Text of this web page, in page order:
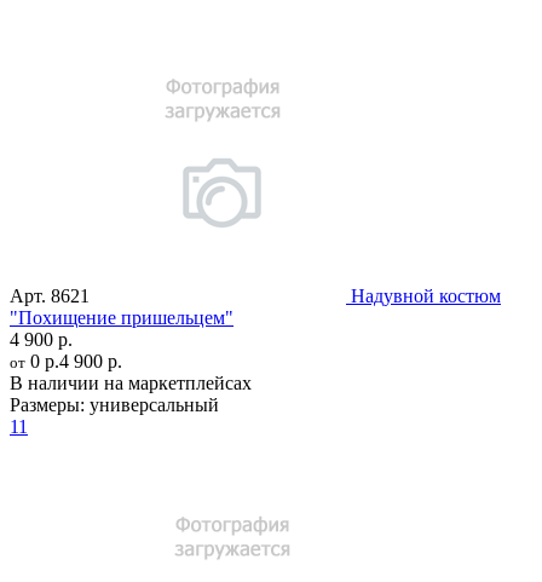
Арт. 8621
Надувной костюм
"Похищение пришельцем"
4 900 р.
от 0 р.4 900 р.
В наличии на маркетплейсах
Размеры: универсальный
11